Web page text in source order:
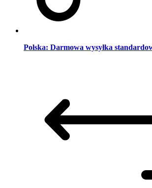
Polska: Darmowa wysyłka